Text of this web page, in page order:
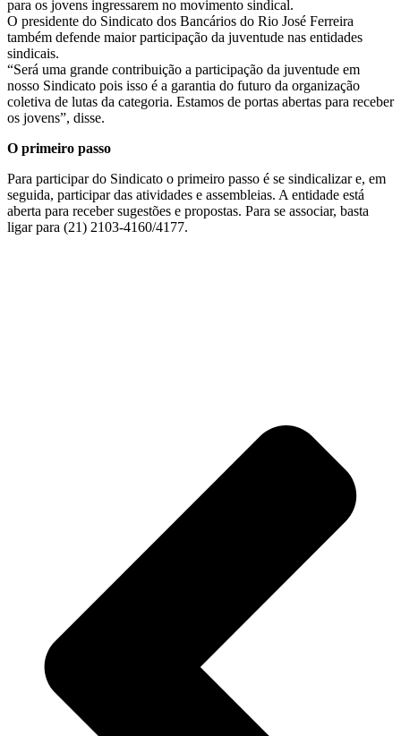
para os jovens ingressarem no movimento sindical.
O presidente do Sindicato dos Bancários do Rio José Ferreira
também defende maior participação da juventude nas entidades
sindicais.
“Será uma grande contribuição a participação da juventude em
nosso Sindicato pois isso é a garantia do futuro da organização
coletiva de lutas da categoria. Estamos de portas abertas para receber
os jovens”, disse.
O primeiro passo
Para participar do Sindicato o primeiro passo é se sindicalizar e, em
seguida, participar das atividades e assembleias. A entidade está
aberta para receber sugestões e propostas. Para se associar, basta
ligar para (21) 2103-4160/4177.